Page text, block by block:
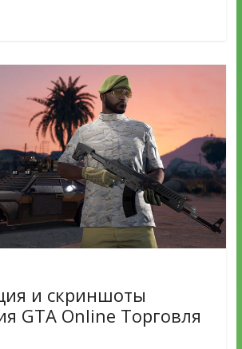
и скриншоты
GTA Online Торговля